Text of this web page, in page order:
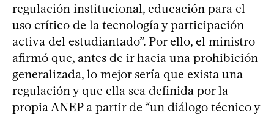
regulación institucional, educación para el
uso crítico de la tecnología y participación
activa del estudiantado”. Por ello, el ministro
afirmó que, antes de ir hacia una prohibición
generalizada, lo mejor sería que exista una
regulación y que ella sea definida por la
propia ANEP a partir de “un diálogo técnico y